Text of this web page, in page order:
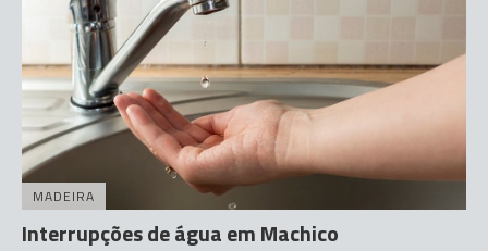
MADEIRA
Interrupções de água em Machico